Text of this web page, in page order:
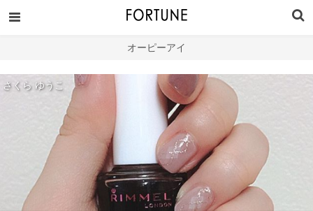
オーピーアイ
さくら ゆうこ